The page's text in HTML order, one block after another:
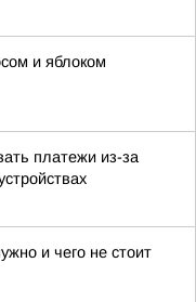
и яблоком
платежи из-за
и чего не стоит